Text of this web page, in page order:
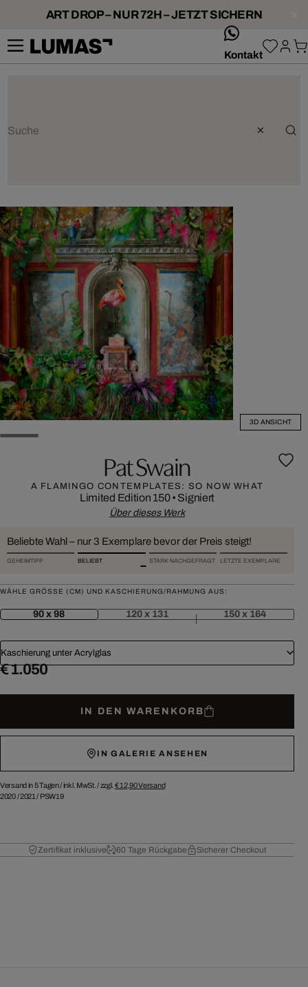
ART DROP – NUR 72H – JETZT SICHERN
Kontakt
3D ANSICHT
Pat Swain
A FLAMINGO CONTEMPLATES: SO NOW WHAT
Limited Edition 150• Signiert
Über dieses Werk
Beliebte Wahl – nur 3 Exemplare bevor der Preis steigt!
GEHEIMTIPP BELIEBT STARK NACHGEFRAGT LETZTE EXEMPLARE
WÄHLE GRÖSSE (CM) UND KASCHIERUNG/RAHMUNG AUS:
90 x 98 120 x 131 150 x 164
Kaschierung unter Acrylglas
€ 1.050
IN DEN WARENKORB
IN GALERIE ANSEHEN
Versand in 5 Tagen /inkl. MwSt. / zzgl. € 12,90Versand
2020/2021 / PSW19
Zertifikat inklusive 60 Tage Rückgabe Sicherer Checkout